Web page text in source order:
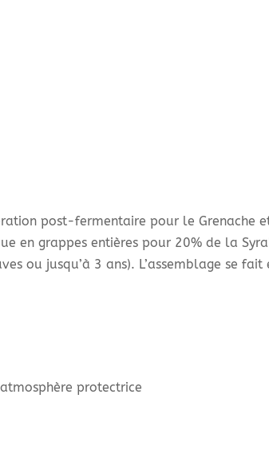
post-fermentaire pour le Grenache
en grappes entières pour 20% de la
ou jusqu’à 3 ans). L’assemblage se
protectrice